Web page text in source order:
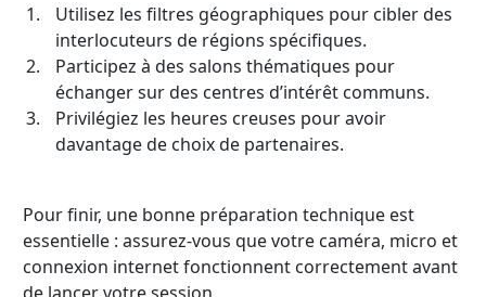
Utilisez les filtres géographiques pour cibler des
interlocuteurs de régions spécifiques.
Participez à des salons thématiques pour
échanger sur des centres d’intérêt communs.
Privilégiez les heures creuses pour avoir
davantage de choix de partenaires.
Pour finir, une bonne préparation technique est
essentielle : assurez-vous que votre caméra, micro et
connexion internet fonctionnent correctement avant